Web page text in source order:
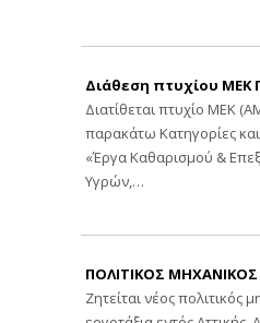
Διάθεση πτυχίου ΜΕΚ
Διατίθεται πτυχίο ΜΕΚ
παρακάτω Κατηγορίες
«Έργα Καθαρισμού &
Υγρών,…
ΠΟΛΙΤΙΚΟΣ ΜΗΧΑΝΙΚΟΣ
Ζητείται νέος πολιτικός